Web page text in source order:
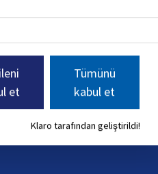
düzenleme ile
et
Tümünü
kabul et
Klaro tarafından geliştirildi!